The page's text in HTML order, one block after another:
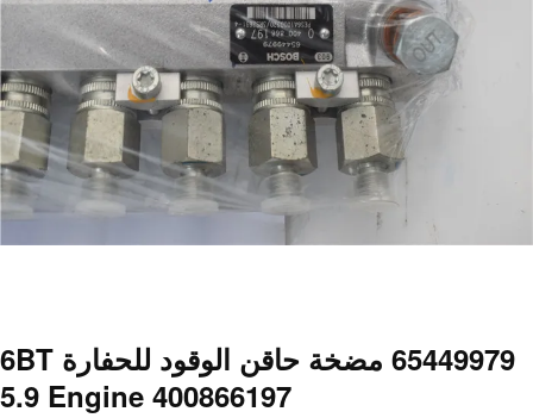
65449979 مضخة حاقن الوقود للحفارة 6BT
5.9 Engine 400866197